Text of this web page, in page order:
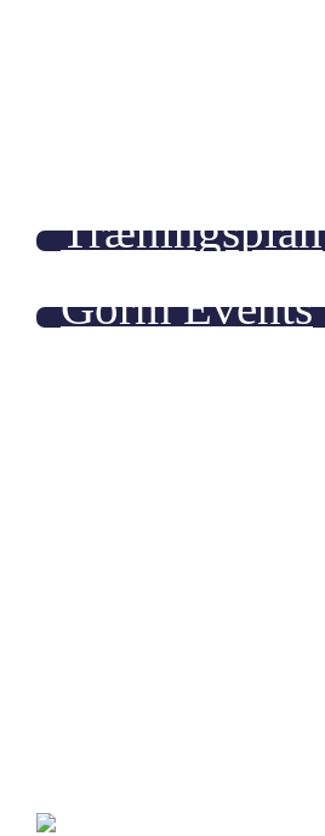
Træningsplan
Gorm Events